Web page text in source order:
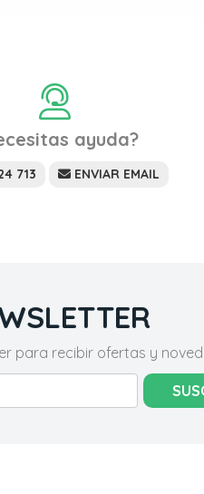
ayuda?
713 ENVIAR EMAIL
para recibir ofertas y